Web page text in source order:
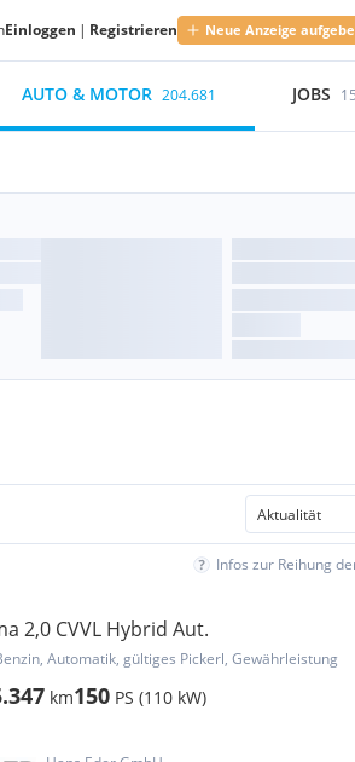
Einloggen | Registrieren Neue Anzeige
AUTO & MOTOR 204.681 JOBS
Infos zur Reihung
2,0 CVVL Hybrid Aut.
Automatik, gültiges Pickerl, Gewährleistung
km150 PS (110 kW)